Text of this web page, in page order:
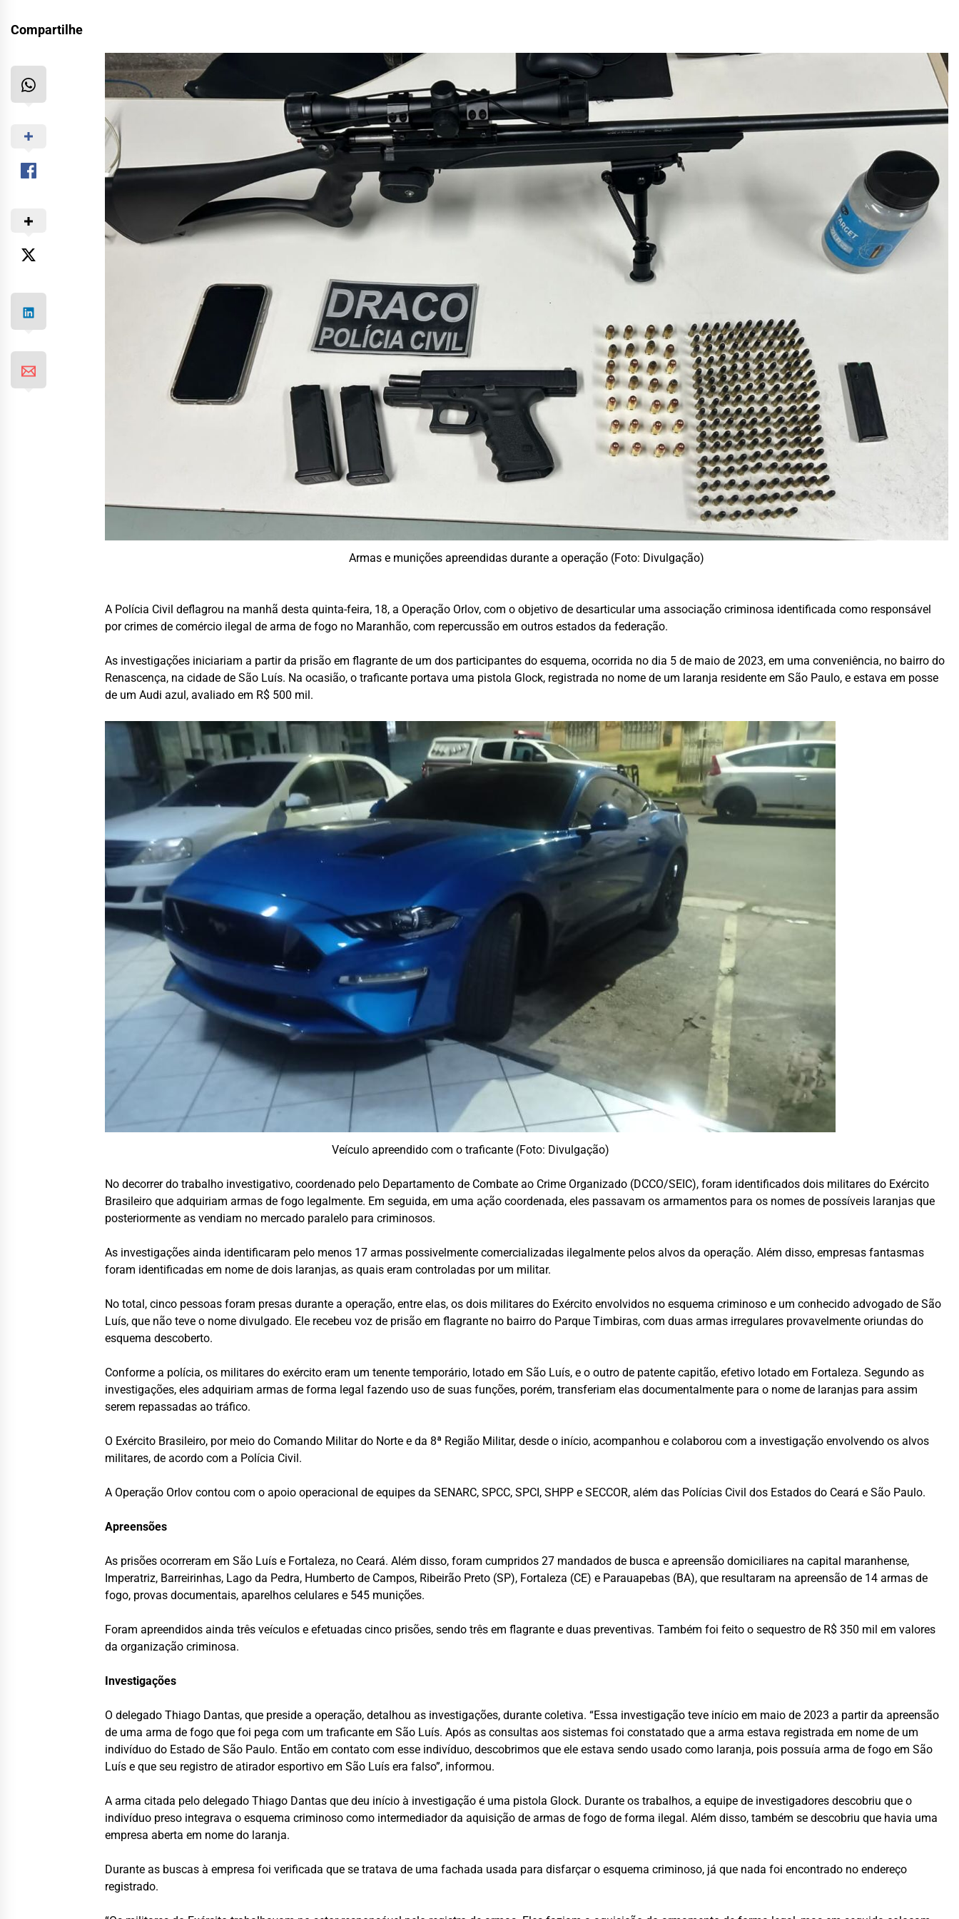
Compartilhe
Armas e munições apreendidas durante a operação (Foto: Divulgação)
A Polícia Civil deflagrou na manhã desta quinta-feira, 18, a Operação Orlov, com o objetivo de desarticular uma associação criminosa identificada como responsável
por crimes de comércio ilegal de arma de fogo no Maranhão, com repercussão em outros estados da federação.
As investigações iniciariam a partir da prisão em flagrante de um dos participantes do esquema, ocorrida no dia 5 de maio de 2023, em uma conveniência, no bairro do
Renascença, na cidade de São Luís. Na ocasião, o traficante portava uma pistola Glock, registrada no nome de um laranja residente em São Paulo, e estava em posse
de um Audi azul, avaliado em R$ 500 mil.
Veículo apreendido com o traficante (Foto: Divulgação)
No decorrer do trabalho investigativo, coordenado pelo Departamento de Combate ao Crime Organizado (DCCO/SEIC), foram identificados dois militares do Exército
Brasileiro que adquiriam armas de fogo legalmente. Em seguida, em uma ação coordenada, eles passavam os armamentos para os nomes de possíveis laranjas que
posteriormente as vendiam no mercado paralelo para criminosos.
As investigações ainda identificaram pelo menos 17 armas possivelmente comercializadas ilegalmente pelos alvos da operação. Além disso, empresas fantasmas
foram identificadas em nome de dois laranjas, as quais eram controladas por um militar.
No total, cinco pessoas foram presas durante a operação, entre elas, os dois militares do Exército envolvidos no esquema criminoso e um conhecido advogado de São
Luís, que não teve o nome divulgado. Ele recebeu voz de prisão em flagrante no bairro do Parque Timbiras, com duas armas irregulares provavelmente oriundas do
esquema descoberto.
Conforme a polícia, os militares do exército eram um tenente temporário, lotado em São Luís, e o outro de patente capitão, efetivo lotado em Fortaleza. Segundo as
investigações, eles adquiriam armas de forma legal fazendo uso de suas funções, porém, transferiam elas documentalmente para o nome de laranjas para assim
serem repassadas ao tráfico.
O Exército Brasileiro, por meio do Comando Militar do Norte e da 8ª Região Militar, desde o início, acompanhou e colaborou com a investigação envolvendo os alvos
militares, de acordo com a Polícia Civil.
A Operação Orlov contou com o apoio operacional de equipes da SENARC, SPCC, SPCI, SHPP e SECCOR, além das Polícias Civil dos Estados do Ceará e São Paulo.
Apreensões
As prisões ocorreram em São Luís e Fortaleza, no Ceará. Além disso, foram cumpridos 27 mandados de busca e apreensão domiciliares na capital maranhense,
Imperatriz, Barreirinhas, Lago da Pedra, Humberto de Campos, Ribeirão Preto (SP), Fortaleza (CE) e Parauapebas (BA), que resultaram na apreensão de 14 armas de
fogo, provas documentais, aparelhos celulares e 545 munições.
Foram apreendidos ainda três veículos e efetuadas cinco prisões, sendo três em flagrante e duas preventivas. Também foi feito o sequestro de R$ 350 mil em valores
da organização criminosa.
Investigações
O delegado Thiago Dantas, que preside a operação, detalhou as investigações, durante coletiva. “Essa investigação teve início em maio de 2023 a partir da apreensão
de uma arma de fogo que foi pega com um traficante em São Luís. Após as consultas aos sistemas foi constatado que a arma estava registrada em nome de um
indivíduo do Estado de São Paulo. Então em contato com esse indivíduo, descobrimos que ele estava sendo usado como laranja, pois possuía arma de fogo em São
Luís e que seu registro de atirador esportivo em São Luís era falso”, informou.
A arma citada pelo delegado Thiago Dantas que deu início à investigação é uma pistola Glock. Durante os trabalhos, a equipe de investigadores descobriu que o
indivíduo preso integrava o esquema criminoso como intermediador da aquisição de armas de fogo de forma ilegal. Além disso, também se descobriu que havia uma
empresa aberta em nome do laranja.
Durante as buscas à empresa foi verificada que se tratava de uma fachada usada para disfarçar o esquema criminoso, já que nada foi encontrado no endereço
registrado.